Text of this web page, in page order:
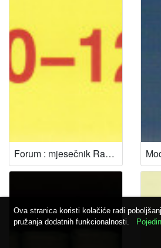
Forum : mjesečnik Razreda za književnost Hrvatske akademije znanosti i umjetnosti
Ova stranica koristi kolačiće radi
pružanja dodatnih funkcionalnosti.